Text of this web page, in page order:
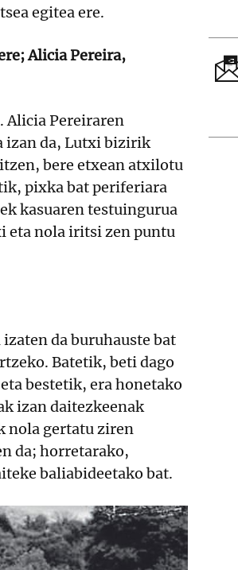
egitea ere.
Alicia Pereira,
Alicia Pereiraren
izan da, Lutxi bizirik
bere etxean atxilotu
pixka bat periferiara
kasuaren testuingurua
eta nola iritsi zen puntu
da buruhauste bat
Batetik, beti dago
bestetik, era honetako
izan daitezkeenak
nola gertatu ziren
da; horretarako,
baliabideetako bat.